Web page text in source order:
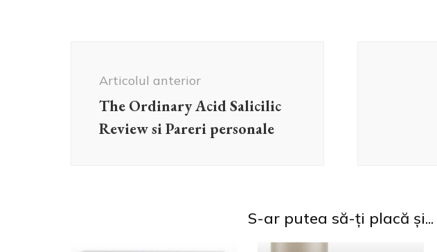
articole
Articolul anterior
The Ordinary Acid Salicilic
Review si Pareri personale
S-ar putea să-ți placă și...